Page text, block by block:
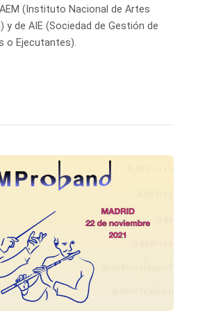
(Instituto Nacional de Artes
y de AIE (Sociedad de Gestión de
o Ejecutantes).